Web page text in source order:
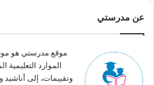
عن مدرستي
موقع مدرستي هو
الموارد التعليمية
وتقييمات، إلى أناشيد